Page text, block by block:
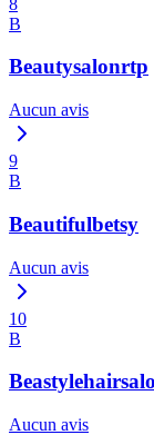
B
Beautysalonrtp
Aucun avis
9
B
Beautifulbetsy
Aucun avis
10
B
Aucun avis